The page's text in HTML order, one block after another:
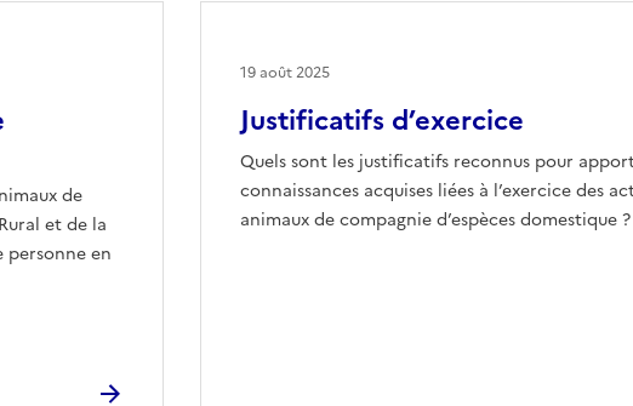
de
et de la
personne en
Justificatifs d’exercice
Quels sont les justificatifs reconnus pour
connaissances acquises liées à l’exercice des
animaux de compagnie d’espèces domestique ?
19 août 2025